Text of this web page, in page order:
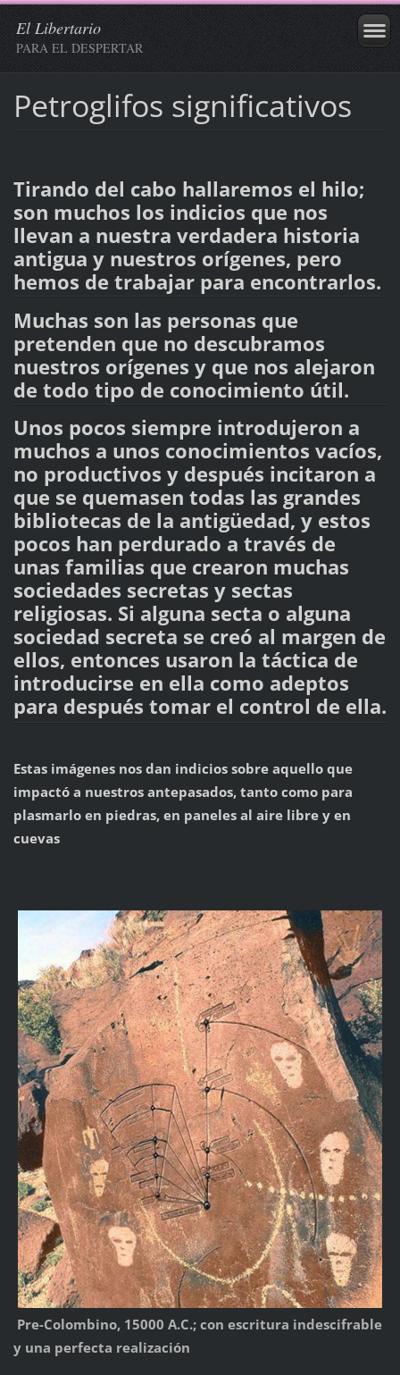
El Libertario
PARA EL DESPERTAR
Petroglifos significativos
Tirando del cabo hallaremos el hilo;
son muchos los indicios que nos
llevan a nuestra verdadera historia
antigua y nuestros orígenes, pero
hemos de trabajar para encontrarlos.
Muchas son las personas que
pretenden que no descubramos
nuestros orígenes y que nos alejaron
de todo tipo de conocimiento útil.
Unos pocos siempre introdujeron a
muchos a unos conocimientos vacíos,
no productivos y después incitaron a
que se quemasen todas las grandes
bibliotecas de la antigüedad, y estos
pocos han perdurado a través de
unas familias que crearon muchas
sociedades secretas y sectas
religiosas. Si alguna secta o alguna
sociedad secreta se creó al margen de
ellos, entonces usaron la táctica de
introducirse en ella como adeptos
para después tomar el control de ella.
Estas imágenes nos dan indicios sobre aquello que
impactó a nuestros antepasados, tanto como para
plasmarlo en piedras, en paneles al aire libre y en
cuevas
Pre-Colombino, 15000 A.C.; con escritura indescifrable
y una perfecta realización